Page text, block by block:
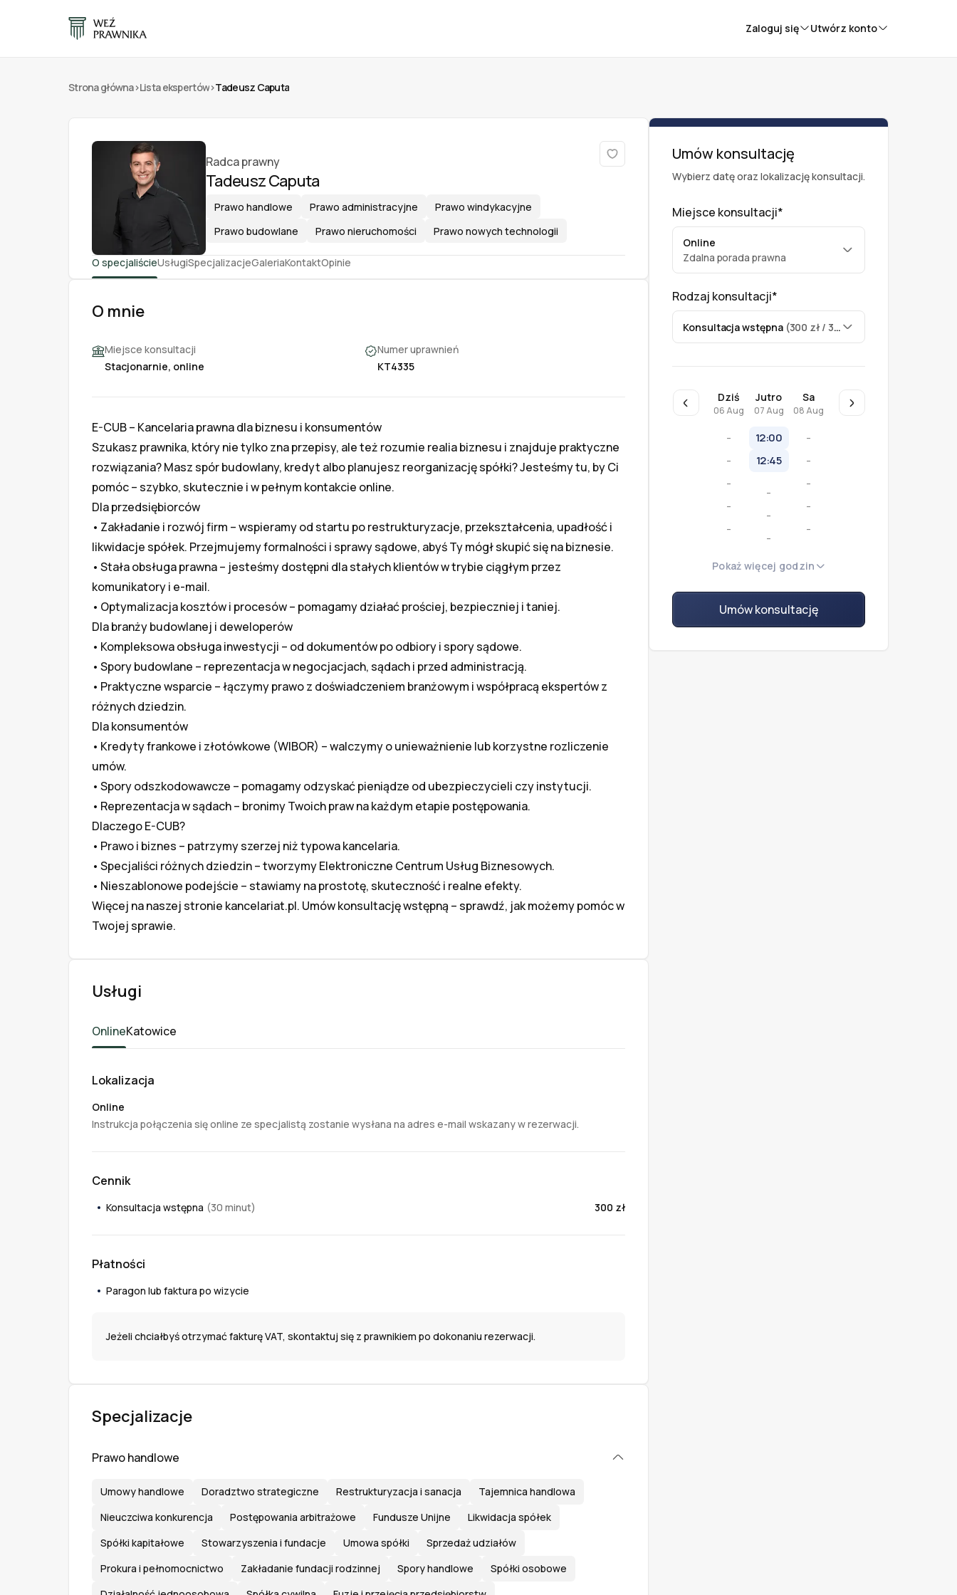
Zaloguj się Utwórz konto
Strona główna>Lista ekspertów>Tadeusz Caputa
Tadeusz Caputa
Radca prawny
Prawo handlowe Prawo administracyjne
Prawo windykacyjne
Prawo budowlane
Prawo nieruchomości Prawo nowych technologii
O specjaliścieUsługiSpecjalizacjeGaleriaKontaktOpinie
O mnie
Miejsce konsultacji
Stacjonarnie, online
Numer uprawnień
KT4335
E-CUB – Kancelaria prawna dla biznesu i konsumentów
Szukasz prawnika, który nie tylko zna przepisy, ale też rozumie realia biznesu i znajduje praktyczne
rozwiązania? Masz spór budowlany, kredyt albo planujesz reorganizację spółki? Jesteśmy tu, by Ci
pomóc – szybko, skutecznie i w pełnym kontakcie online.
Dla przedsiębiorców
•	Zakładanie i rozwój firm – wspieramy od startu po restrukturyzacje, przekształcenia, upadłość i
likwidacje spółek. Przejmujemy formalności i sprawy sądowe, abyś Ty mógł skupić się na biznesie.
•	Stała obsługa prawna – jesteśmy dostępni dla stałych klientów w trybie ciągłym przez
komunikatory i e-mail.
•	Optymalizacja kosztów i procesów – pomagamy działać prościej, bezpieczniej i taniej.
Dla branży budowlanej i deweloperów
•	Kompleksowa obsługa inwestycji – od dokumentów po odbiory i spory sądowe.
•	Spory budowlane – reprezentacja w negocjacjach, sądach i przed administracją.
•	Praktyczne wsparcie – łączymy prawo z doświadczeniem branżowym i współpracą ekspertów z
różnych dziedzin.
Dla konsumentów
•	Kredyty frankowe i złotówkowe (WIBOR) – walczymy o unieważnienie lub korzystne rozliczenie
umów.
•	Spory odszkodowawcze – pomagamy odzyskać pieniądze od ubezpieczycieli czy instytucji.
•	Reprezentacja w sądach – bronimy Twoich praw na każdym etapie postępowania.
Dlaczego E-CUB?
•	Prawo i biznes – patrzymy szerzej niż typowa kancelaria.
•	Specjaliści różnych dziedzin – tworzymy Elektroniczne Centrum Usług Biznesowych.
•	Nieszablonowe podejście – stawiamy na prostotę, skuteczność i realne efekty.
Więcej na naszej stronie kancelariat.pl. Umów konsultację wstępną – sprawdź, jak możemy pomóc w
Twojej sprawie.
Usługi
OnlineKatowice
Lokalizacja
Online
Instrukcja połączenia się online ze specjalistą zostanie wysłana na adres e-mail wskazany w rezerwacji.
Cennik
Konsultacja wstępna (30 minut) 300 zł
Płatności
Paragon lub faktura po wizycie
Jeżeli chciałbyś otrzymać fakturę VAT, skontaktuj się z prawnikiem po dokonaniu rezerwacji.
Specjalizacje
Prawo handlowe
Umowy handlowe Doradztwo strategiczne Restrukturyzacja i sanacja
Tajemnica handlowa
Nieuczciwa konkurencja
Postępowania arbitrażowe Fundusze Unijne
Likwidacja spółek
Spółki kapitałowe
Stowarzyszenia i fundacje Umowa spółki
Sprzedaż udziałów
Prokura i pełnomocnictwo
Zakładanie fundacji rodzinnej Spory handlowe
Spółki osobowe
Umów konsultację
Wybierz datę oraz lokalizację konsultacji.
Miejsce konsultacji*
Online
Zdalna porada prawna
Rodzaj konsultacji*
Konsultacja wstępna (300 zł / 30 min)
Dziś
06 Aug
-
-
-
-
-
Jutro
07 Aug
12:00
12:45
-
-
-
-
Sa
08 Aug
-
-
-
-
-
Pokaż więcej godzin
Umów konsultację